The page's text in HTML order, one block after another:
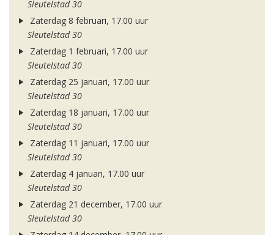
Sleutelstad 30
Zaterdag 8 februari, 17.00 uur
Sleutelstad 30
Zaterdag 1 februari, 17.00 uur
Sleutelstad 30
Zaterdag 25 januari, 17.00 uur
Sleutelstad 30
Zaterdag 18 januari, 17.00 uur
Sleutelstad 30
Zaterdag 11 januari, 17.00 uur
Sleutelstad 30
Zaterdag 4 januari, 17.00 uur
Sleutelstad 30
Zaterdag 21 december, 17.00 uur
Sleutelstad 30